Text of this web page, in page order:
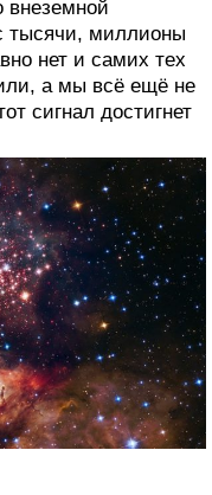
внеземной
тысячи, миллионы
нет и самих тех
а мы всё ещё не
сигнал достигнет